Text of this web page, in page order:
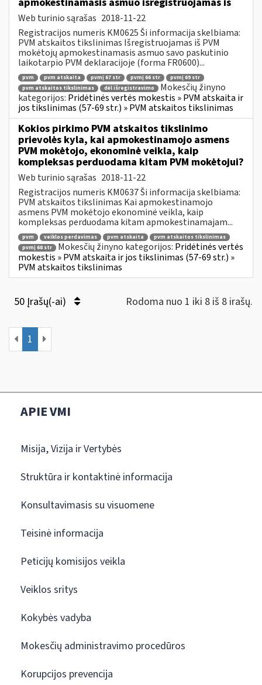
Web turinio sąrašas 2018-11-22
Registracijos numeris KM0625 Ši informacija skelbiama:
PVM atskaitos tikslinimas Išregistruojamas iš PVM
mokėtojų apmokestinamasis asmuo savo paskutinio
laikotarpio PVM deklaracijoje (forma FR0600)...
pvm pvm atskaita pvmį 67 str pvmį 66 str
pvmį 69 str
pvm atskaitos tikslinimas
dėl išregistravimo
Mokesčių žinyno
kategorijos: Pridėtinės vertės mokestis » PVM atskaita ir
jos tikslinimas (57-69 str.) » PVM atskaitos tikslinimas
Kokios pirkimo PVM atskaitos tikslinimo
prievolės kyla, kai apmokestinamojo asmens
PVM mokėtojo, ekonominė veikla, kaip
kompleksas perduodama kitam PVM mokėtojui?
Web turinio sąrašas 2018-11-22
Registracijos numeris KM0637 Ši informacija skelbiama:
PVM atskaitos tikslinimas Kai apmokestinamojo
asmens PVM mokėtojo ekonominė veikla, kaip
kompleksas perduodama kitam apmokestinamajam...
pvm veiklos perdavimas pvm atskaita
pvm atskaitos tikslinimas
pvmį 68 str
Mokesčių žinyno kategorijos: Pridėtinės vertės
mokestis » PVM atskaita ir jos tikslinimas (57-69 str.) »
PVM atskaitos tikslinimas
50 Įrašų(-ai) Rodoma nuo 1 iki 8 iš 8 irašų.
1
APIE VMI
Misija, Vizija ir Vertybės
Struktūra ir kontaktinė informacija
Konsultavimasis su visuomene
Teisinė informacija
Peticijų komisijos veikla
Veiklos sritys
Kokybės vadyba
Mokesčių administravimo procedūros
Korupcijos prevencija